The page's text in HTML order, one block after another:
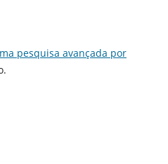
pesquisa avançada por